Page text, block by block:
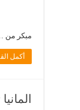
مبكر من
أكمل